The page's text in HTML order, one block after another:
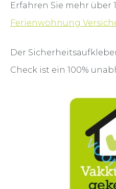
Erfahren Sie mehr über
Ferienwohnung
Der
Check ist ein 100%